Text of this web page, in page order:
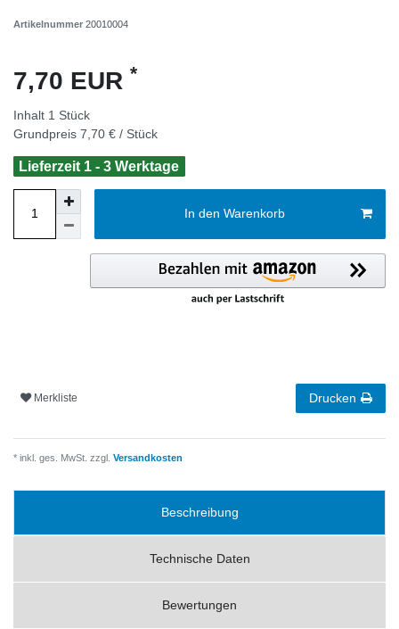
Artikelnummer 20010004
7,70 EUR *
Inhalt 1 Stück
Grundpreis 7,70 € / Stück
Lieferzeit 1 - 3 Werktage
In den Warenkorb
Merkliste Drucken
* inkl. ges. MwSt. zzgl. Versandkosten
Beschreibung
Technische Daten
Bewertungen